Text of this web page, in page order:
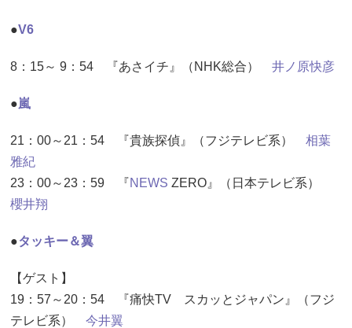
●V6
8：15～ 9：54 『あさイチ』（NHK総合） 井ノ原快彦
●嵐
21：00～21：54 『貴族探偵』（フジテレビ系） 相葉
雅紀
23：00～23：59 『NEWS ZERO』（日本テレビ系）
櫻井翔
●タッキー＆翼
【ゲスト】
19：57～20：54 『痛快TV スカッとジャパン』（フジ
テレビ系） 今井翼